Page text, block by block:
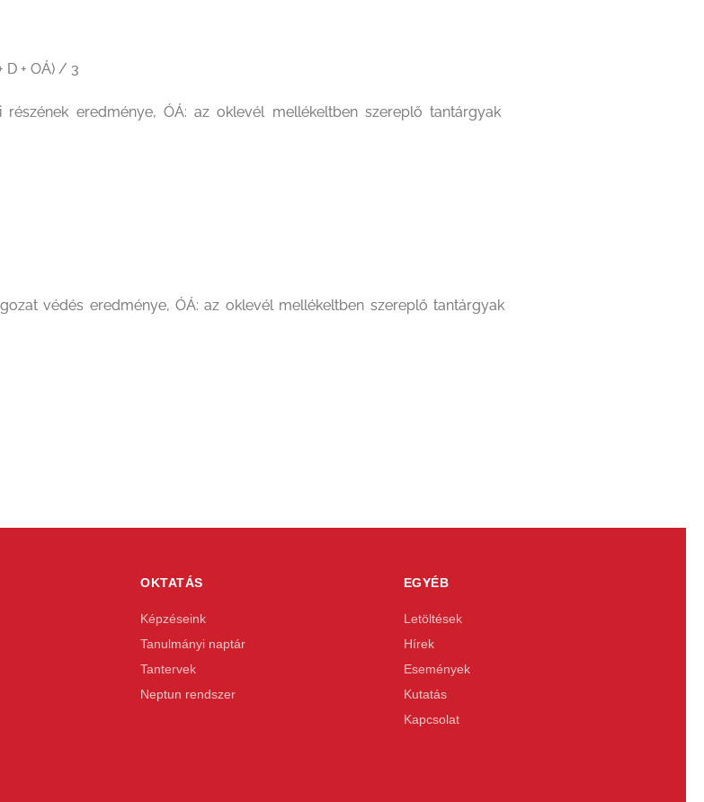
/ 3
eredménye, ÓÁ: az oklevél mellékeltben szereplő tantárgyak
védés eredménye, ÓÁ: az oklevél mellékeltben szereplő tantárgyak
OKTATÁS
Képzéseink
Tanulmányi naptár
Tantervek
Neptun rendszer
EGYÉB
Letöltések
Hírek
Események
Kutatás
Kapcsolat